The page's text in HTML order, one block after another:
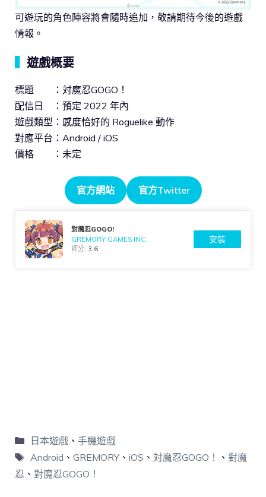
可遊玩的角色陣容將會隨時追加，敬請期待今後的遊戲
情報。
遊戲概要
標題 ：対魔忍GOGO！
配信日 ：預定 2022 年內
遊戲類型：感度恰好的 Roguelike 動作
對應平台：Android / iOS
價格 ：未定
官方網站 官方Twitter
對魔忍GOGO!
GREMORY GAMES INC.
評分: 3.6
安裝
日本遊戲、 手機遊戲
Android 、 GREMORY、 iOS 、 対魔忍GOGO！ 、 對魔
忍 、 對魔忍GOGO！